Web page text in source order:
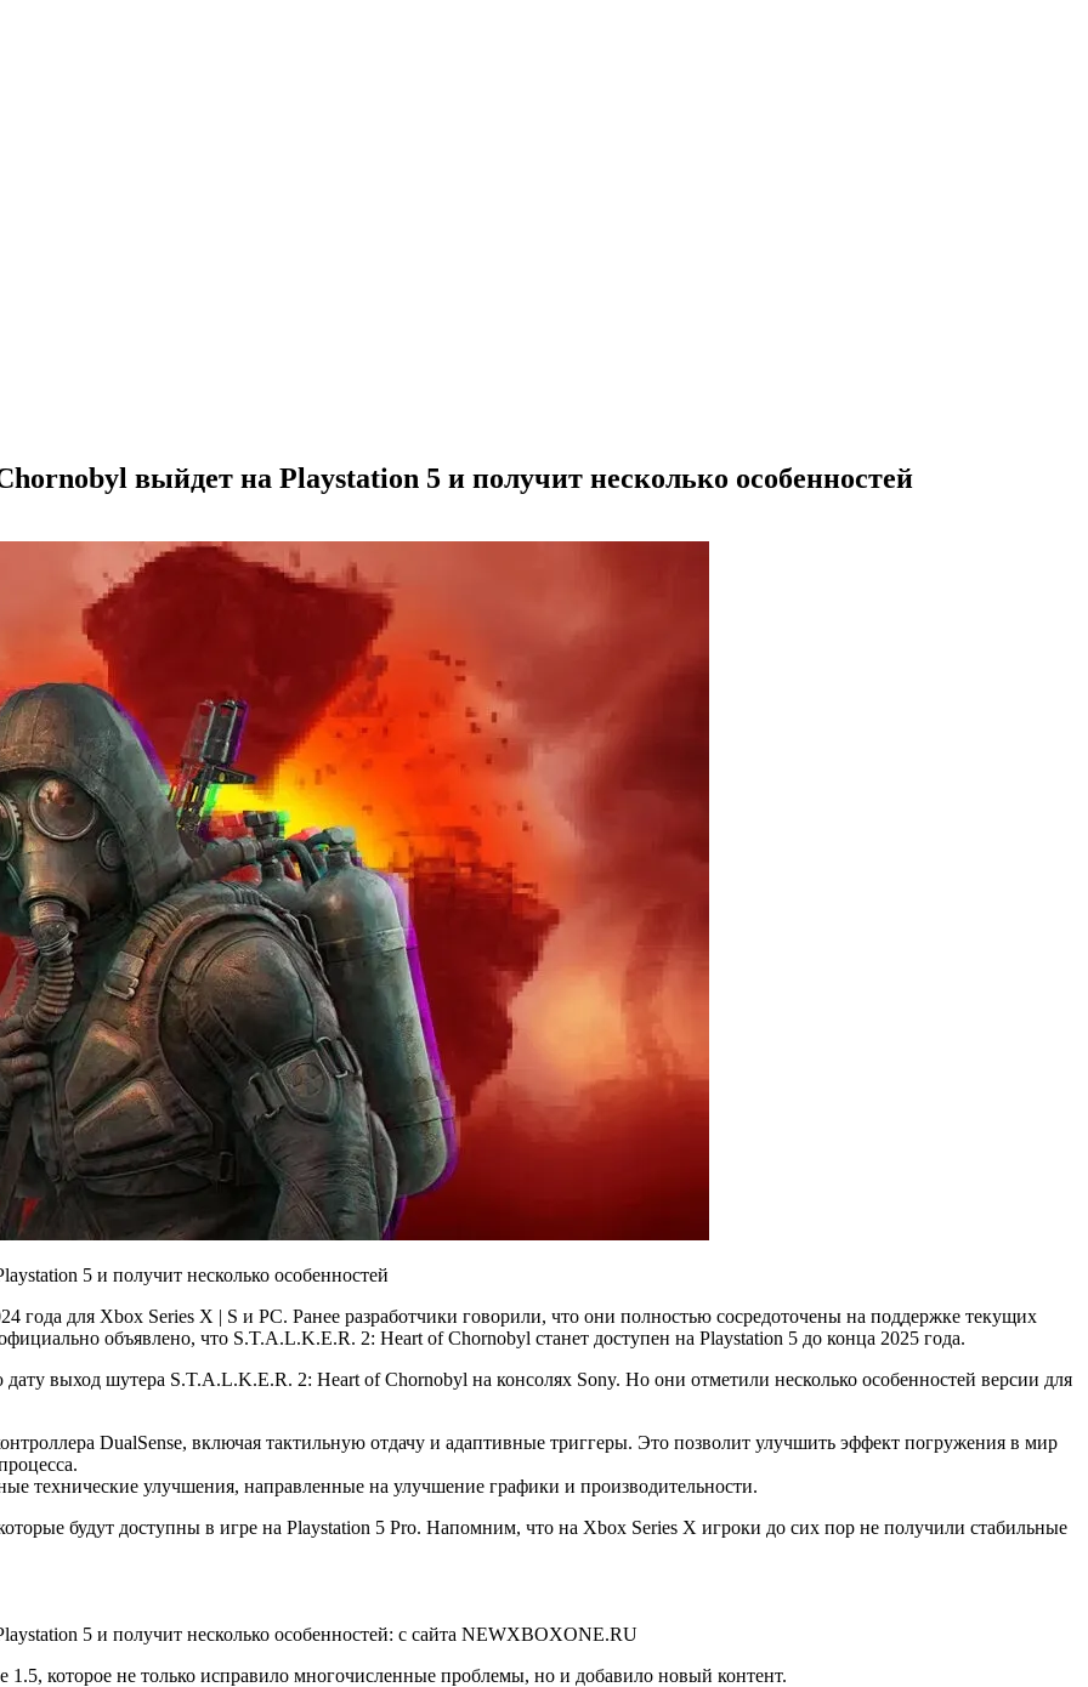
выйдет на Playstation 5 и получит несколько особенностей
года для Xbox Series X | S и PC. Ранее разработчики говорили, что они полностью сосредоточены на поддержке текущих
объявлено, что S.T.A.L.K.E.R. 2: Heart of Chornobyl станет доступен на Playstation 5 до конца 2025 года.
выход шутера S.T.A.L.K.E.R. 2: Heart of Chornobyl на консолях Sony. Но они отметили несколько особенностей версии для
DualSense, включая тактильную отдачу и адаптивные триггеры. Это позволит улучшить эффект погружения в мир
технические улучшения, направленные на улучшение графики и производительности.
будут доступны в игре на Playstation 5 Pro. Напомним, что на Xbox Series X игроки до сих пор не получили стабильные
которое не только исправило многочисленные проблемы, но и добавило новый контент.